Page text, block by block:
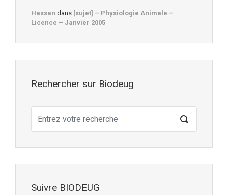
Hassan dans [sujet] – Physiologie Animale –
Licence – Janvier 2005
Rechercher sur Biodeug
Suivre BIODEUG